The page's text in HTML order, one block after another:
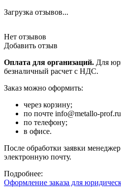
Загрузка отзывов...
Нет отзывов
Добавить отзыв
Оплата для организаций. Для
безналичный расчет с НДС.
Заказ можно оформить:
через корзину;
по почте info@metallo-
по телефону;
в офисе.
После обработки заявки
электронную почту.
Подробнее:
Оформление заказа для